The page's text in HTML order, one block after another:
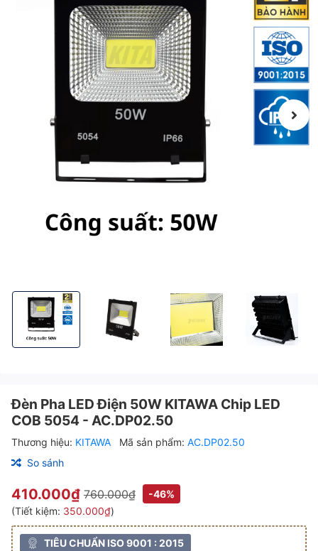
Đèn Pha LED Điện 50W KITAWA Chip LED COB 5054 -
Đèn Pha LED Điện 50W KITAWA Chip LED COB
Đèn Pha LED Điện 50WĐèn Pha LED
Đèn Pha LED Điện 50W KITAWA Chip LED
COB 5054 - AC.DP02.50
Thương hiệu: KITAWA Mã sản phẩm: AC.DP02.50
So sánh
410.000₫ 760.000₫
-46%
(Tiết kiệm: 350.000₫)
TIÊU CHUẨN ISO 9001 : 2015